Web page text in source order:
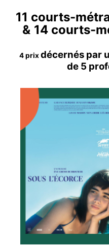
11 courts-
& 14 courts-
4 prixdécernés par
de 5